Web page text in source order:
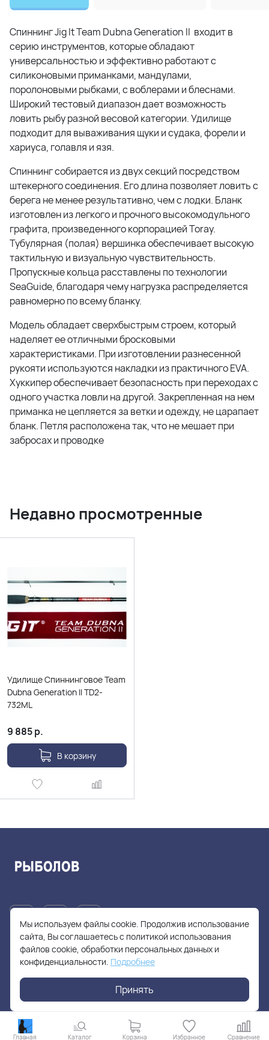
Спиннинг Jig It Team Dubna Generation II входит в
серию инструментов, которые обладают
универсальностью и эффективно работают с
силиконовыми приманками, мандулами,
поролоновыми рыбками, с воблерами и блеснами.
Широкий тестовый диапазон дает возможность
ловить рыбу разной весовой категории. Удилище
подходит для вываживания щуки и судака, форели и
хариуса, голавля и язя.
Спиннинг собирается из двух секций посредством
штекерного соединения. Его длина позволяет ловить с
берега не менее результативно, чем с лодки. Бланк
изготовлен из легкого и прочного высокомодульного
графита, произведенного корпорацией Toray.
Тубулярная (полая) вершинка обеспечивает высокую
тактильную и визуальную чувствительность.
Пропускные кольца расставлены по технологии
SeaGuide, благодаря чему нагрузка распределяется
равномерно по всему бланку.
Модель обладает сверхбыстрым строем, который
наделяет ее отличными бросковыми
характеристиками. При изготовлении разнесенной
рукояти используются накладки из практичного EVA.
Хуккипер обеспечивает безопасность при переходах с
одного участка ловли на другой. Закрепленная на нем
приманка не цепляется за ветки и одежду, не царапает
бланк. Петля расположена так, что не мешает при
забросах и проводке
Недавно просмотренные
Удилище Спиннинговое Team
Dubna Generation II TD2-
732ML
9 885р.
В корзину
+7(905)705-55-49
fishhuntershop@yandex.ru
Главная Каталог Корзина Избранное Сравнение
Мы используем файлы cookie. Продолжив использование
сайта, Вы соглашаетесь с политикой использования
файлов cookie, обработки персональных данных и
конфиденциальности. Подробнее
Принять